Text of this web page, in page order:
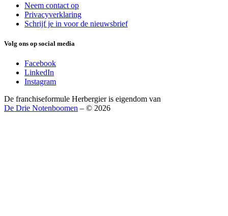
Neem contact op
Privacyverklaring
Schrijf je in voor de nieuwsbrief
Volg ons op social media
Facebook
LinkedIn
Instagram
De franchiseformule Herbergier is eigendom van
De Drie Notenboomen – © 2026